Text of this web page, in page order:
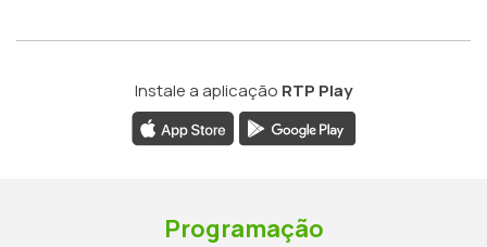
Instale a aplicação RTP Play
Programação